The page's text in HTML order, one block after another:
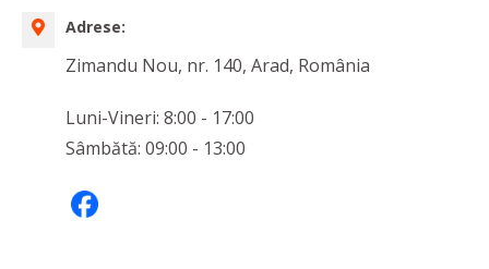
Adrese:
Zimandu Nou, nr. 140, Arad, România
Luni-Vineri: 8:00 - 17:00
Sâmbătă: 09:00 - 13:00